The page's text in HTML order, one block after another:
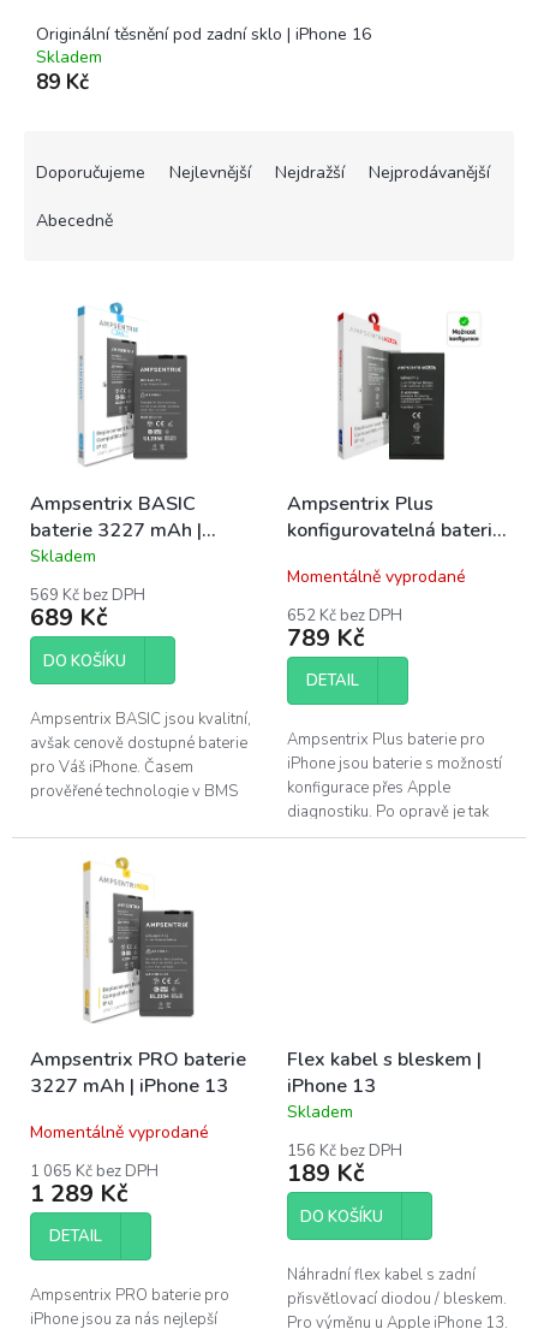
Originální těsnění pod zadní sklo | iPhone 16
Skladem
89 Kč
Doporučujeme Nejlevnější Nejdražší Nejprodávanější
Abecedně
d
u
k
t
ů
Ampsentrix BASIC
baterie 3227 mAh |
iPhone 13
Průměrné
hodnocení
produktu
je
5,0
hvězdiček.
Skladem
569 Kč bez DPH
689 Kč
DO KOŠÍKU
Ampsentrix BASIC jsou kvalitní,
avšak cenově dostupné baterie
pro Váš iPhone. Časem
prověřené technologie v BMS
v kombinaci s kvalitním
článkem...
Ampsentrix Plus
konfigurovatelná baterie
Momentálně vyprodané
652 Kč bez DPH
789 Kč
DETAIL
Ampsentrix Plus baterie pro
iPhone jsou baterie s možností
konfigurace přes Apple
diagnostiku. Po opravě je tak
možné baterii nakonfigurovat
Ampsentrix PRO baterie
3227 mAh | iPhone 13
Momentálně vyprodané
1 065 Kč bez DPH
1 289 Kč
DETAIL
Ampsentrix PRO baterie pro
iPhone jsou za nás nejlepší
Flex kabel s bleskem |
iPhone 13
Průměrné
produktu
je
5,0
hvězdiček.
Skladem
156 Kč bez DPH
189 Kč
DO KOŠÍKU
Náhradní flex kabel s zadní
přisvětlovací diodou / bleskem.
Pro výměnu u Apple iPhone 13.